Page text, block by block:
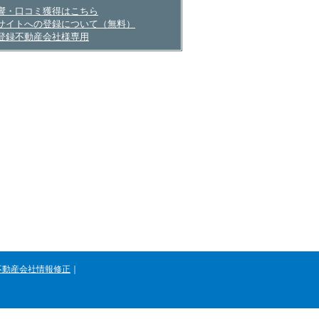
・口コミ獲得はこちら
イトへの登録について（無料）
録不動産会社様専用
動産会社情報修正 ｜